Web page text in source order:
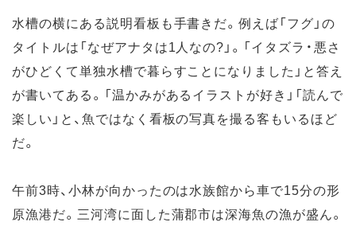
水槽の横にある説明看板も手書きだ。例えば「フグ」の
タイトルは「なぜアナタは1人なの?」。「イタズラ・悪さ
がひどくて単独水槽で暮らすことになりました」と答え
が書いてある。「温かみがあるイラストが好き」「読んで
楽しい」と、魚ではなく看板の写真を撮る客もいるほど
だ。
午前3時、小林が向かったのは水族館から車で15分の形
原漁港だ。三河湾に面した蒲郡市は深海魚の漁が盛ん。